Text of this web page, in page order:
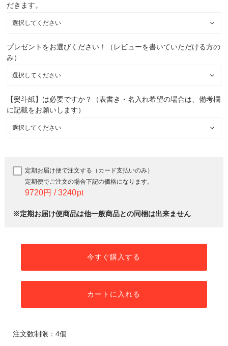
だきます。
プレゼントをお選びください！（レビューを書いていただける方の
み）
【熨斗紙】は必要ですか？（表書き・名入れ希望の場合は、備考欄
に記載をお願いします）
定期お届け便で注文する（カード支払いのみ）
定期便でご注文の場合下記の価格になります。
9720 3240
※定期お届け便商品は他一般商品との同梱は出来ません
今すぐ購入する
カートに入れる
注文数制限：4個